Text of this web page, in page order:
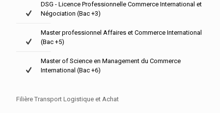
DSG - Licence Professionnelle Commerce International et
Négociation (Bac +3)
Master professionnel Affaires et Commerce International
(Bac +5)
Master of Science en Management du Commerce
International (Bac +6)
Filière Transport Logistique et Achat